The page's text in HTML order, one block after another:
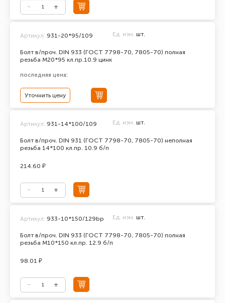
Болт в/проч. DIN 933 (ГОСТ 7798-70, 7805-70) полная
резьба М20*95 кл.пр.10.9 цинк
Артикул: 931-20*95/109 Ед. изм. шт.
последняя цена:
Уточнить цену
Болт в/проч. DIN 931 (ГОСТ 7798-70, 7805-70) неполная
резьба 14*100 кл.пр. 10.9 б/п
Артикул: 931-14*100/109 Ед. изм. шт.
214.60 ₽
Болт в/проч. DIN 933 (ГОСТ 7798-70, 7805-70) полная
резьба М10*150 кл.пр. 12.9 б/п
Артикул: 933-10*150/129bp Ед. изм. шт.
98.01 ₽